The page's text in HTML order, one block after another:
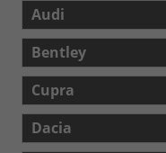
Audi
Bentley
Cupra
Dacia